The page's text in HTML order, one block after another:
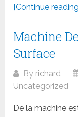
[Continue
Machine
Surface
By richard
Uncategorized
De la machine